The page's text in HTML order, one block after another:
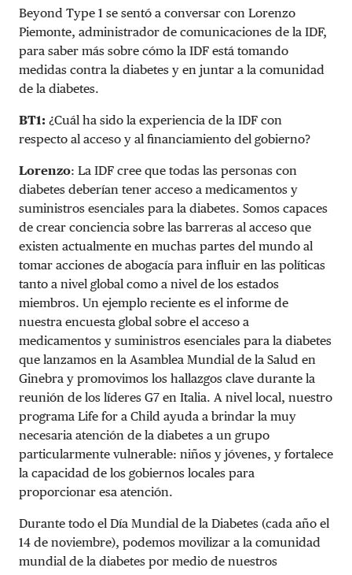
Beyond Type 1 se sentó a conversar con Lorenzo
Piemonte, administrador de comunicaciones de la IDF,
para saber más sobre cómo la IDF está tomando
medidas contra la diabetes y en juntar a la comunidad
de la diabetes.
BT1: ¿Cuál ha sido la experiencia de la IDF con
respecto al acceso y al financiamiento del gobierno?
Lorenzo: La IDF cree que todas las personas con
diabetes deberían tener acceso a medicamentos y
suministros esenciales para la diabetes. Somos capaces
de crear conciencia sobre las barreras al acceso que
existen actualmente en muchas partes del mundo al
tomar acciones de abogacía para influir en las políticas
tanto a nivel global como a nivel de los estados
miembros. Un ejemplo reciente es el informe de
nuestra encuesta global sobre el acceso a
medicamentos y suministros esenciales para la diabetes
que lanzamos en la Asamblea Mundial de la Salud en
Ginebra y promovimos los hallazgos clave durante la
reunión de los líderes G7 en Italia. A nivel local, nuestro
programa Life for a Child ayuda a brindar la muy
necesaria atención de la diabetes a un grupo
particularmente vulnerable: niños y jóvenes, y fortalece
la capacidad de los gobiernos locales para
proporcionar esa atención.
Durante todo el Día Mundial de la Diabetes (cada año el
14 de noviembre), podemos movilizar a la comunidad
mundial de la diabetes por medio de nuestros